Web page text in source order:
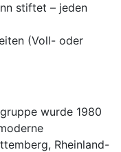
stiftet – jeden
(Voll- oder
wurde 1980
Rheinland-